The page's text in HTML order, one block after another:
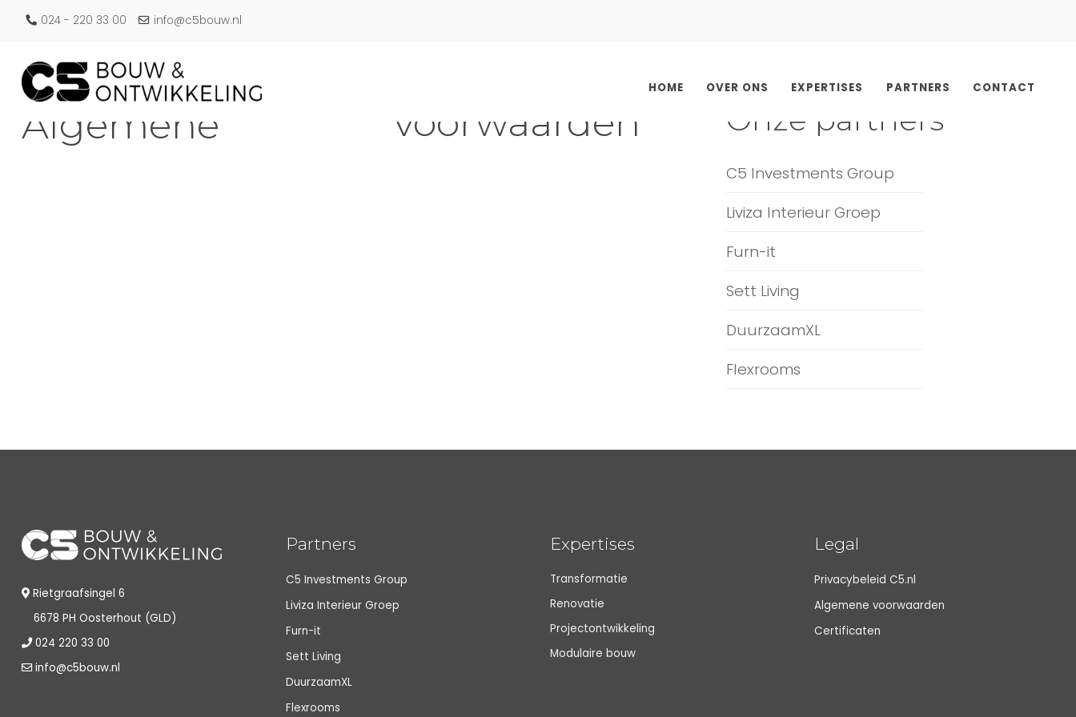
024 - 220 33 00 info@c5bouw.nl
HOME OVER ONS EXPERTISES PARTNERS CONTACT
Algemene voorwaarden Onze partners
C5 Investments Group
Liviza Interieur Groep
Furn-it
Sett Living
DuurzaamXL
Flexrooms
Rietgraafsingel 6
6678 PH Oosterhout (GLD)
024 220 33 00
info@c5bouw.nl
Partners
C5 Investments Group
Liviza Interieur Groep
Furn-it
Sett Living
DuurzaamXL
Flexrooms
Expertises
Transformatie
Renovatie
Projectontwikkeling
Modulaire bouw
Legal
Privacybeleid C5.nl
Algemene voorwaarden
Certificaten